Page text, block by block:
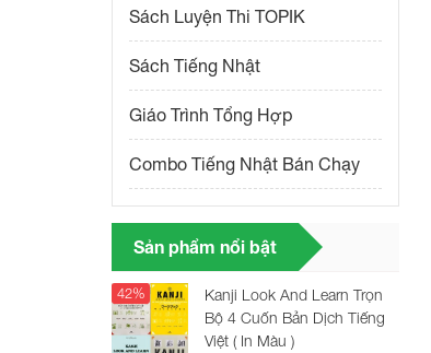
Sách Luyện Thi TOPIK
Sách Tiếng Nhật
Giáo Trình Tổng Hợp
Combo Tiếng Nhật Bán Chạy
Sản phẩm nổi bật
Kanji Look And Learn Trọn
Bộ 4 Cuốn Bản Dịch Tiếng
Việt ( In Màu )
42%